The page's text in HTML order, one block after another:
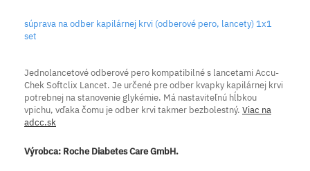
súprava na odber kapilárnej krvi (odberové pero, lancety) 1x1
set
Jednolancetové odberové pero kompatibilné s lancetami Accu-
Chek Softclix Lancet. Je určené pre odber kvapky kapilárnej krvi
potrebnej na stanovenie glykémie. Má nastaviteľnú hĺbkou
vpichu, vďaka čomu je odber krvi takmer bezbolestný. Viac na
adcc.sk
Výrobca: Roche Diabetes Care GmbH.